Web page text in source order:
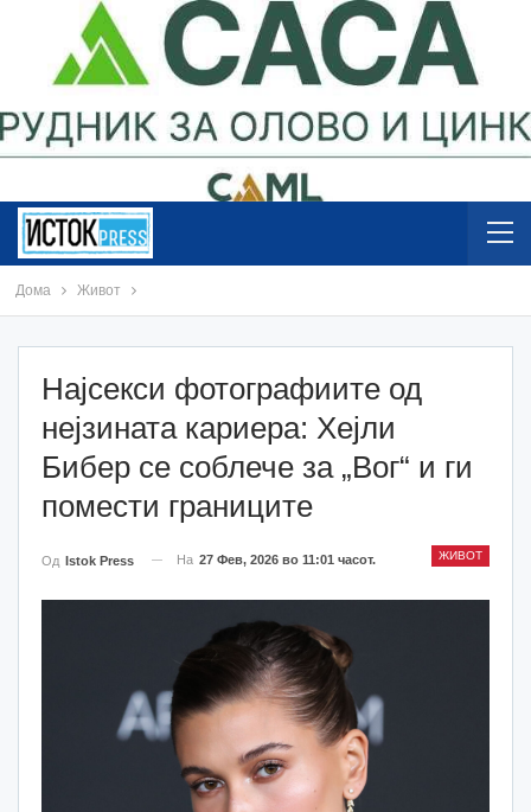
Дома Живот
Најсекси фотографиите од
нејзината кариера: Хејли
Бибер се соблече за „Вог“ и ги
помести границите
ЖИВОТ
Од Istok Press На 27 Фев, 2026 во 11:01 часот.